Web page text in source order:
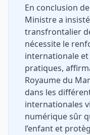
En conclusion
Ministre a
transfrontalier
nécessite le
internationale
pratiques,
Royaume du
dans les
internationales
numérique sûr
l’enfant et